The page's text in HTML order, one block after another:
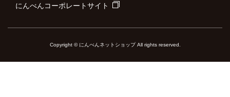
にんべんコーポレートサイト
Copyright © にんべんネットショップ All rights reserved.